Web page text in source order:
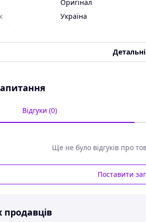
Оригінал
Україна
складена у відповідності з
вузлів і агрегатів тракторів.
Відгуки (0)
Ще не було відгуків про
Поставити